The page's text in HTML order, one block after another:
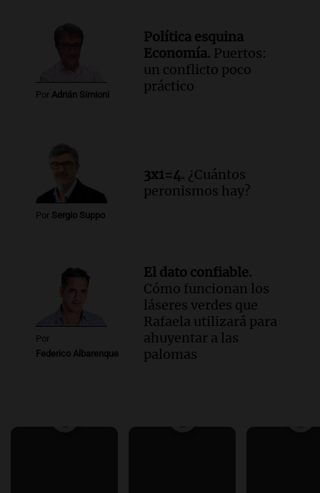
Por Adrián Simioni
Política esquina
Economía. Puertos:
un conflicto poco
práctico
Por Sergio Suppo
3x1=4. ¿Cuántos
peronismos hay?
Por
Federico Albarenque
El dato confiable.
Cómo funcionan los
láseres verdes que
Rafaela utilizará para
ahuyentar a las
palomas